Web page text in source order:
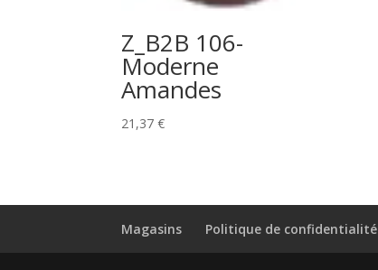
Z_B2B 106-
Moderne
Amandes
21,37€
Magasins Politique de confidentialité